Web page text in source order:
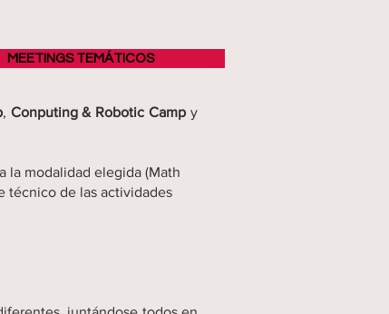
, Conputing & Robotic Camp y
la modalidad elegida (Math
técnico de las actividades
MEETINGS TEMÁTICOS